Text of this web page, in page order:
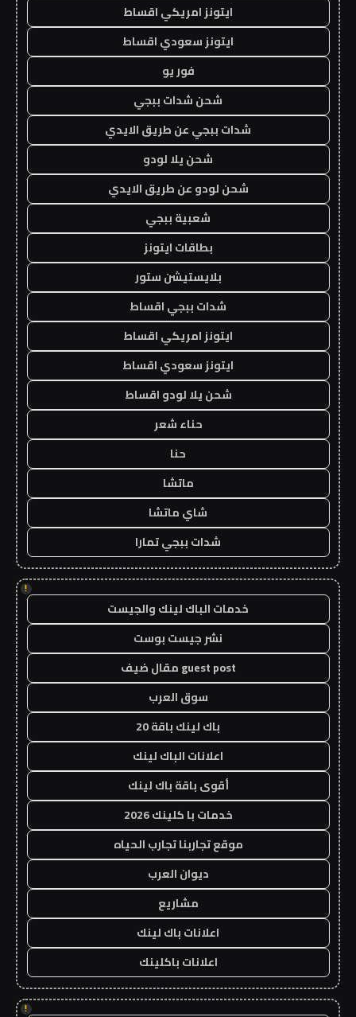
ايتونز امريكي اقساط
ايتونز سعودي اقساط
فور يو
شحن شدات ببجي
شدات ببجي عن طريق الايدي
شحن يلا لودو
شحن لودو عن طريق الايدي
شعبية ببجي
بطاقات ايتونز
بلايستيشن ستور
شدات ببجي اقساط
ايتونز امريكي اقساط
ايتونز سعودي اقساط
شحن يلا لودو اقساط
حناء شعر
حنا
ماتشا
شاي ماتشا
شدات ببجي تمارا
!
خدمات الباك لينك والجيست
نشر جيست بوست
guest post مقال ضيف
سوق العرب
باك لينك باقة 20
اعلانات الباك لينك
أقوى باقة باك لينك
خدمات با كلينك 2026
موقع تجاربنا تجارب الحياه
ديوان العرب
مشاريع
اعلانات باك لينك
اعلانات باكلينك
!